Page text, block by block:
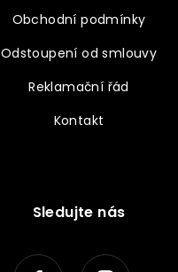
Obchodní podmínky
Odstoupení od smlouvy
Reklamační řád
Kontakt
Sledujte nás